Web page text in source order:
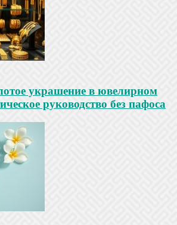
украшение в ювелирном
руководство без пафоса